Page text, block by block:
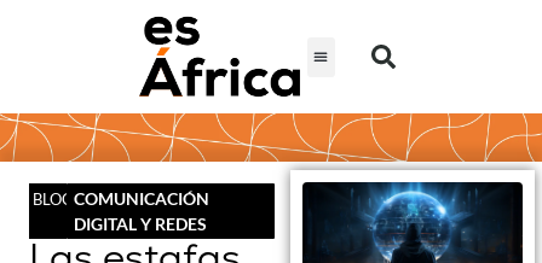
BLOG COMUNICACIÓN
DIGITAL Y REDES